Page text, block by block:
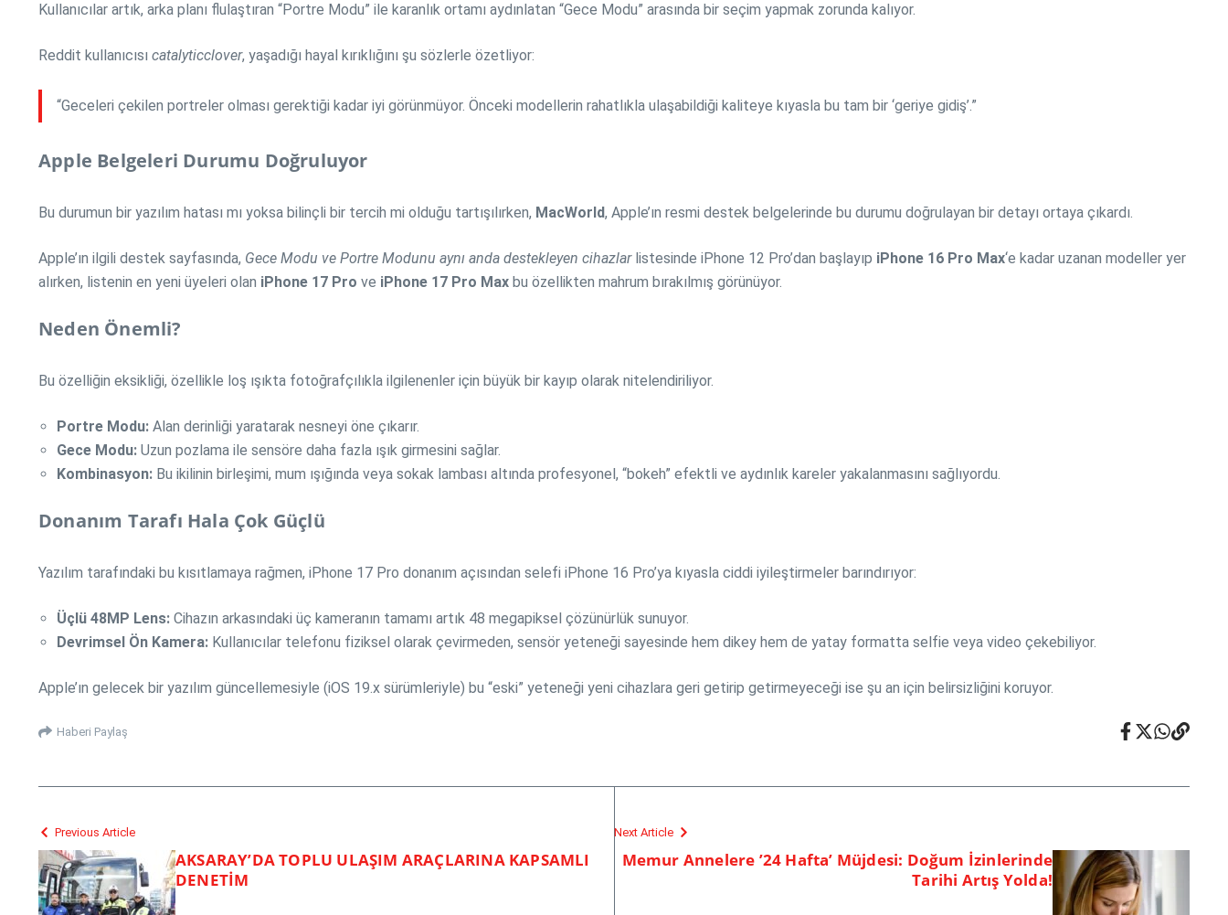
Kullanıcılar artık, arka planı flulaştıran “Portre Modu” ile karanlık ortamı aydınlatan “Gece Modu” arasında bir seçim yapmak zorunda kalıyor.
Reddit kullanıcısı catalyticclover, yaşadığı hayal kırıklığını şu sözlerle özetliyor:
“Geceleri çekilen portreler olması gerektiği kadar iyi görünmüyor. Önceki modellerin rahatlıkla ulaşabildiği kaliteye kıyasla bu tam bir ‘geriye gidiş’.”
Apple Belgeleri Durumu Doğruluyor
Bu durumun bir yazılım hatası mı yoksa bilinçli bir tercih mi olduğu tartışılırken, MacWorld, Apple’ın resmi destek belgelerinde bu durumu doğrulayan bir detayı ortaya çıkardı.
Apple’ın ilgili destek sayfasında, Gece Modu ve Portre Modunu aynı anda destekleyen cihazlarlistesinde iPhone 12 Pro’dan başlayıp iPhone 16 Pro Max‘e kadar uzanan modeller yer
alırken, listenin en yeni üyeleri olan iPhone 17 Pro ve iPhone 17 Pro Max bu özellikten mahrum bırakılmış görünüyor.
Neden Önemli?
Bu özelliğin eksikliği, özellikle loş ışıkta fotoğrafçılıkla ilgilenenler için büyük bir kayıp olarak nitelendiriliyor.
Portre Modu: Alan derinliği yaratarak nesneyi öne çıkarır.
Gece Modu: Uzun pozlama ile sensöre daha fazla ışık girmesini sağlar.
Kombinasyon: Bu ikilinin birleşimi, mum ışığında veya sokak lambası altında profesyonel, “bokeh” efektli ve aydınlık kareler yakalanmasını sağlıyordu.
Donanım Tarafı Hala Çok Güçlü
Yazılım tarafındaki bu kısıtlamaya rağmen, iPhone 17 Pro donanım açısından selefi iPhone 16 Pro’ya kıyasla ciddi iyileştirmeler barındırıyor:
Üçlü 48MP Lens: Cihazın arkasındaki üç kameranın tamamı artık 48 megapiksel çözünürlük sunuyor.
Devrimsel Ön Kamera: Kullanıcılar telefonu fiziksel olarak çevirmeden, sensör yeteneği sayesinde hem dikey hem de yatay formatta selfie veya video çekebiliyor.
Apple’ın gelecek bir yazılım güncellemesiyle (iOS 19.x sürümleriyle) bu “eski” yeteneği yeni cihazlara geri getirip getirmeyeceği ise şu an için belirsizliğini koruyor.
Haberi Paylaş
Previous Article
AKSARAY’DA TOPLU ULAŞIM ARAÇLARINA KAPSAMLI
DENETİM
Next Article
Memur Annelere ’24 Hafta’ Müjdesi: Doğum İzinlerinde
Tarihi Artış Yolda!